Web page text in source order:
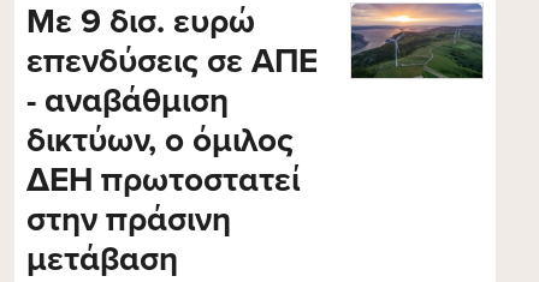
Με 9 δισ. ευρώ
επενδύσεις σε ΑΠΕ
- αναβάθμιση
δικτύων, ο όμιλος
ΔΕΗ πρωτοστατεί
στην πράσινη
μετάβαση